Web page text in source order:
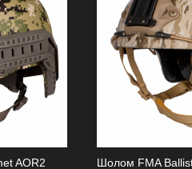
AOR2 Шолом FMA